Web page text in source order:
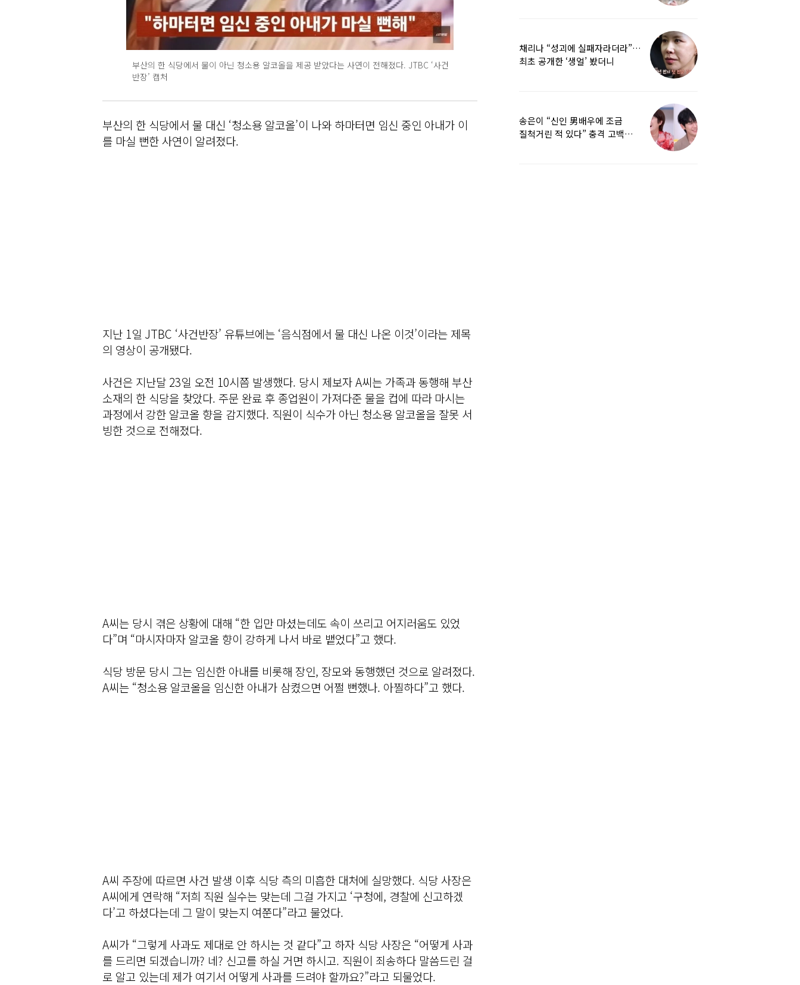
부산의 한 식당에서 물이 아닌 청소용 알코올을 제공 받았다는 사연이 전해졌다. JTBC ‘사건
반장’ 캡처
부산의 한 식당에서 물 대신 ‘청소용 알코올’이 나와 하마터면 임신 중인 아내가 이
를 마실 뻔한 사연이 알려졌다.
지난 1일 JTBC ‘사건반장’ 유튜브에는 ‘음식점에서 물 대신 나온 이것’이라는 제목
의 영상이 공개됐다.
사건은 지난달 23일 오전 10시쯤 발생했다. 당시 제보자 A씨는 가족과 동행해 부산
소재의 한 식당을 찾았다. 주문 완료 후 종업원이 가져다준 물을 컵에 따라 마시는
과정에서 강한 알코올 향을 감지했다. 직원이 식수가 아닌 청소용 알코올을 잘못 서
빙한 것으로 전해졌다.
A씨는 당시 겪은 상황에 대해 “한 입만 마셨는데도 속이 쓰리고 어지러움도 있었
다”며 “마시자마자 알코올 향이 강하게 나서 바로 뱉었다”고 했다.
식당 방문 당시 그는 임신한 아내를 비롯해 장인, 장모와 동행했던 것으로 알려졌다.
A씨는 “청소용 알코올을 임신한 아내가 삼켰으면 어쩔 뻔했나. 아찔하다”고 했다.
A씨 주장에 따르면 사건 발생 이후 식당 측의 미흡한 대처에 실망했다. 식당 사장은
A씨에게 연락해 “저희 직원 실수는 맞는데 그걸 가지고 ‘구청에, 경찰에 신고하겠
다’고 하셨다는데 그 말이 맞는지 여쭌다”라고 물었다.
A씨가 “그렇게 사과도 제대로 안 하시는 것 같다”고 하자 식당 사장은 “어떻게 사과
를 드리면 되겠습니까? 네? 신고를 하실 거면 하시고. 직원이 죄송하다 말씀드린 걸
로 알고 있는데 제가 여기서 어떻게 사과를 드려야 할까요?”라고 되물었다.
채리나 “성괴에 실패자라더라”…
최초 공개한 ‘생얼’ 봤더니
송은이 “신인 男배우에 조금
질척거린 적 있다” 충격 고백…